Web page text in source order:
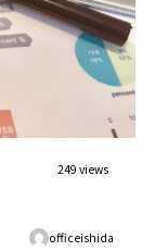
249 views
officeishida